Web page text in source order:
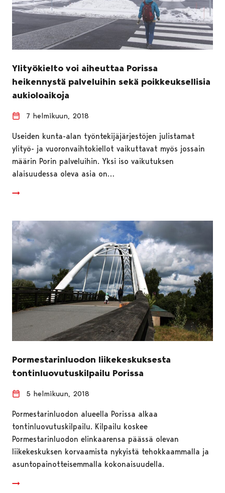
Ylityökielto voi aiheuttaa Porissa
heikennystä palveluihin sekä poikkeuksellisia
aukioloaikoja
7 helmikuun, 2018
Useiden kunta-alan työntekijäjärjestöjen julistamat
ylityö- ja vuoronvaihtokiellot vaikuttavat myös jossain
määrin Porin palveluihin. Yksi iso vaikutuksen
alaisuudessa oleva asia on…
Pormestarinluodon liikekeskuksesta
tontinluovutuskilpailu Porissa
5 helmikuun, 2018
Pormestarinluodon alueella Porissa alkaa
tontinluovutuskilpailu. Kilpailu koskee
Pormestarinluodon elinkaarensa päässä olevan
liikekeskuksen korvaamista nykyistä tehokkaammalla ja
asuntopainotteisemmalla kokonaisuudella.